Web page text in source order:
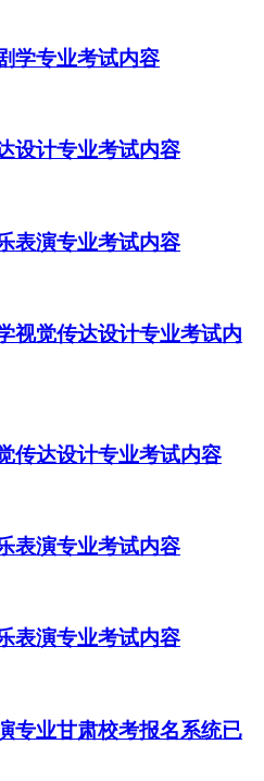
学专业考试内容
设计专业考试内容
表演专业考试内容
视觉传达设计专业考试内
传达设计专业考试内容
表演专业考试内容
表演专业考试内容
专业甘肃校考报名系统已